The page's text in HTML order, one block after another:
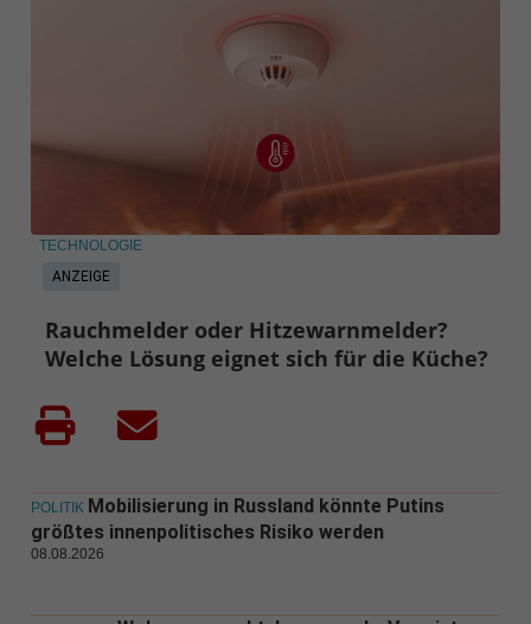
ANZEIGE
TECHNOLOGIE
Rauchmelder oder Hitzewarnmelder?
Welche Lösung eignet sich für die Küche?
POLITIK Mobilisierung in Russland könnte Putins
größtes innenpolitisches Risiko werden
08.08.2026